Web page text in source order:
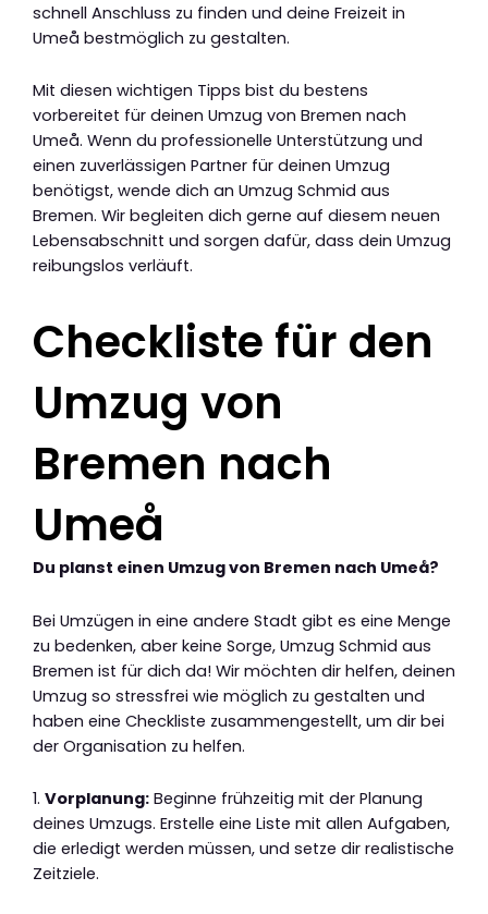
schnell Anschluss zu finden und deine Freizeit in
Umeå bestmöglich zu gestalten.
Mit diesen wichtigen Tipps bist du bestens
vorbereitet für deinen Umzug von Bremen nach
Umeå. Wenn du professionelle Unterstützung und
einen zuverlässigen Partner für deinen Umzug
benötigst, wende dich an Umzug Schmid aus
Bremen. Wir begleiten dich gerne auf diesem neuen
Lebensabschnitt und sorgen dafür, dass dein Umzug
reibungslos verläuft.
Checkliste für den
Umzug von
Bremen nach
Umeå
Du planst einen Umzug von Bremen nach Umeå?
Bei Umzügen in eine andere Stadt gibt es eine Menge
zu bedenken, aber keine Sorge, Umzug Schmid aus
Bremen ist für dich da! Wir möchten dir helfen, deinen
Umzug so stressfrei wie möglich zu gestalten und
haben eine Checkliste zusammengestellt, um dir bei
der Organisation zu helfen.
1. Vorplanung: Beginne frühzeitig mit der Planung
deines Umzugs. Erstelle eine Liste mit allen Aufgaben,
die erledigt werden müssen, und setze dir realistische
Zeitziele.